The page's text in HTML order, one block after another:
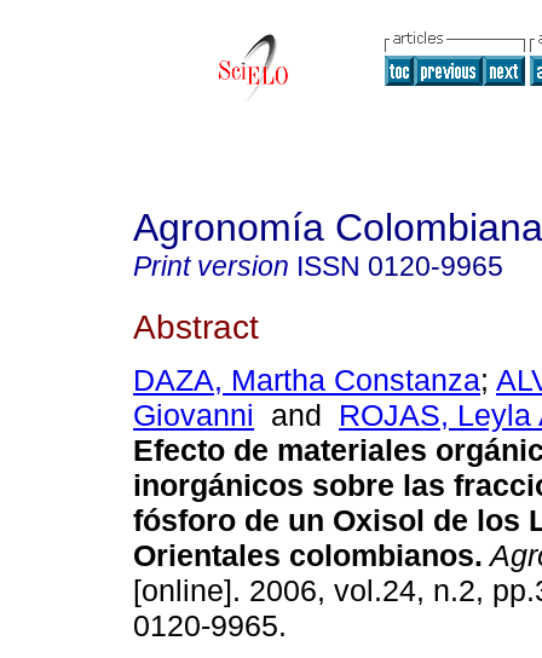
Agronomía Colombiana
Print version ISSN 0120-9965
Abstract
DAZA, Martha Constanza;
Giovanni and ROJAS, Leyla
Efecto de materiales
inorgánicos sobre las
fósforo de un Oxisol de los
Orientales colombianos.
[online]. 2006, vol.24, n.2,
0120-9965.